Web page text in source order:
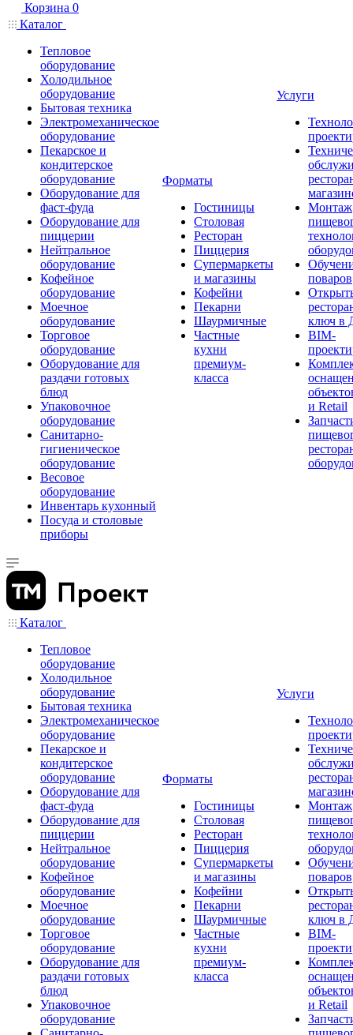
Корзина 0
Каталог
Тепловое
оборудование
Холодильное
оборудование
Бытовая техника
Электромеханическое
оборудование
Пекарское и
кондитерское
оборудование
Оборудование для
фаст-фуда
Оборудование для
пиццерии
Нейтральное
оборудование
Кофейное
оборудование
Моечное
оборудование
Торговое
оборудование
Оборудование для
раздачи готовых
блюд
Упаковочное
оборудование
Санитарно-
гигиеническое
оборудование
Весовое
оборудование
Инвентарь кухонный
Посуда и столовые
приборы
Форматы
Гостиницы
Столовая
Ресторан
Пиццерия
Супермаркеты
и магазины
Кофейни
Пекарни
Шаурмичные
Частные
кухни
премиум-
класса
Услуги
Монтаж
поваров
ключ в
BIM-
и Retail
Каталог
Тепловое
оборудование
Холодильное
оборудование
Бытовая техника
Электромеханическое
оборудование
Пекарское и
кондитерское
оборудование
Оборудование для
фаст-фуда
Оборудование для
пиццерии
Нейтральное
оборудование
Кофейное
оборудование
Моечное
оборудование
Торговое
оборудование
Оборудование для
раздачи готовых
блюд
Упаковочное
оборудование
Форматы
Гостиницы
Столовая
Ресторан
Пиццерия
Супермаркеты
и магазины
Кофейни
Пекарни
Шаурмичные
Частные
кухни
премиум-
класса
Услуги
Монтаж
поваров
ключ в
BIM-
и Retail